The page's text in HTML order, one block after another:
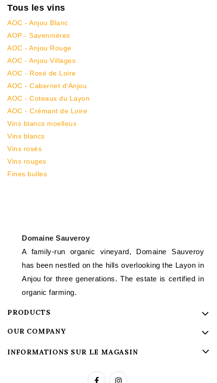
Tous les vins
AOC - Anjou Blanc
AOC - Anjou Rouge
AOP - Savennières
AOC - Anjou Villages
AOC - Cabernet d'Anjou
AOC - Coteaux du Layon
AOC - Crémant de Loire
AOC - Rosé de Loire
Fines bulles
Vins blancs moelleux
Vins blancs
Vins rosés
Vins rouges
Domaine Sauveroy
A family-run organic vineyard, Domaine Sauveroy
has been nestled on the hills overlooking the Layon in
Anjou for three generations. The estate is certified in
organic farming.
PRODUCTS
OUR COMPANY
INFORMATIONS SUR LE MAGASIN